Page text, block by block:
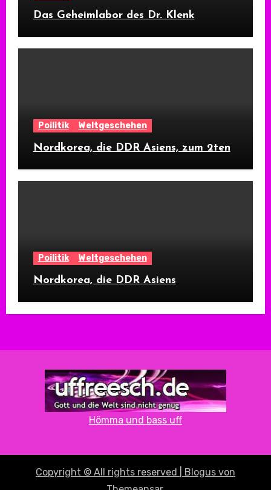
Das Geheimlabor des Dr. Klenk
Poilitik Weltgeschehen
Nordkorea, die DDR Asiens, zum 2ten
Poilitik Weltgeschehen
Nordkorea, die DDR Asiens
Hömma und bass uff
Copyright © All rights reserved Blogus von